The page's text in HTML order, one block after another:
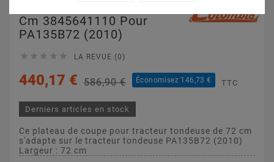
Cm 3845641110 Pour
PA135B72 (2010)
     LA REVUE (0)
440,17 € 586,90 € Économisez 146,73 € TTC
Derniers articles en stock
Ce plateau de coupe pour tracteur tondeuse de 72 cm
s'adapte sur le tracteur tondeuse PA135B72 (2010)
Largeur : 72 cm